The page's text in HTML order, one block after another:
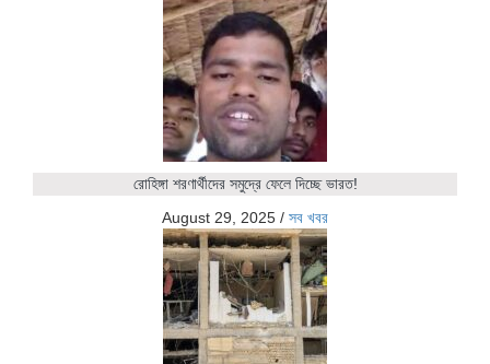
রোহিঙ্গা শরণার্থীদের সমুদ্রে ফেলে দিচ্ছে ভারত!
August 29, 2025 / সব খবর